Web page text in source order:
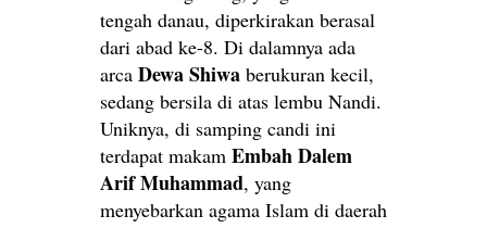
tengah danau, diperkirakan berasal
dari abad ke-8. Di dalamnya ada
arca Dewa Shiwa berukuran kecil,
sedang bersila di atas lembu Nandi.
Uniknya, di samping candi ini
terdapat makam Embah Dalem
Arif Muhammad, yang
menyebarkan agama Islam di daerah